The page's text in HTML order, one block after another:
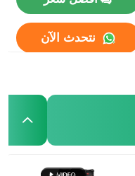
نتحدث الآن